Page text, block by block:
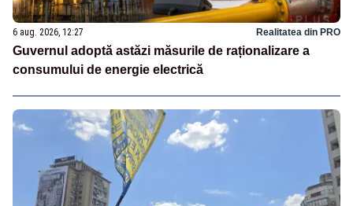
6 aug. 2026, 12:27 Realitatea din PRO
Guvernul adoptă astăzi măsurile de raționalizare a
consumului de energie electrică